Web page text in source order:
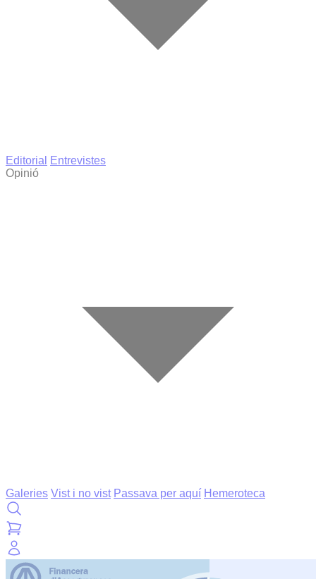
Editorial
Entrevistes
Opinió
Galeries Vist i no vist Passava per aquí Hemeroteca